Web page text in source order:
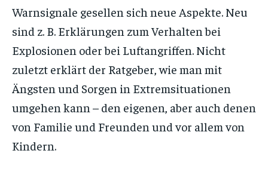
Warnsignale gesellen sich neue Aspekte. Neu
sind z. B. Erklärungen zum Verhalten bei
Explosionen oder bei Luftangriffen. Nicht
zuletzt erklärt der Ratgeber, wie man mit
Ängsten und Sorgen in Extremsituationen
umgehen kann – den eigenen, aber auch denen
von Familie und Freunden und vor allem von
Kindern.